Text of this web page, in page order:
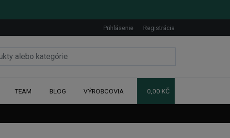
Prihlásenie Registrácia
TEAM BLOG VÝROBCOVIA 0,00 KČ